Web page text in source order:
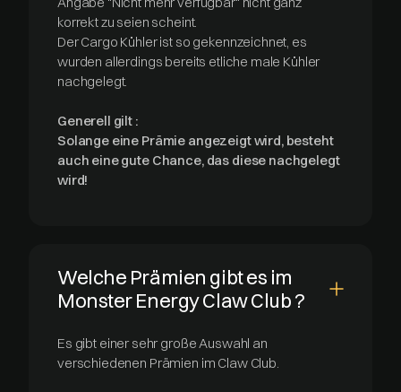
korrekt zu seien scheint.
Der Cargo Kühler ist so gekennzeichnet, es
wurden allerdings bereits etliche male Kühler
nachgelegt.
Generell gilt :
Solange eine Prämie angezeigt wird, besteht
auch eine gute Chance, das diese nachgelegt
wird!
Welche Prämien gibt es im
Monster Energy Claw Club ?
Es gibt einer sehr große Auswahl an
verschiedenen Prämien im Claw Club.